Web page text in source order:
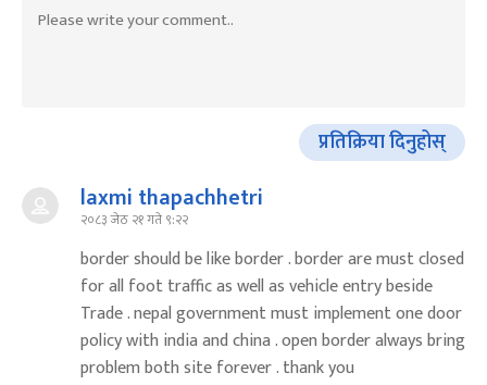
प्रतिक्रिया दिनुहोस्
laxmi thapachhetri
२०८३ जेठ २१ गते ९:२२
border should be like border . border are must closed
for all foot traffic as well as vehicle entry beside
Trade . nepal government must implement one door
policy with india and china . open border always bring
problem both site forever . thank you